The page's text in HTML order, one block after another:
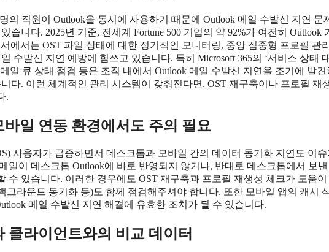
의 직원이 Outlook을 동시에 사용하기 때문에 Outlook 메일 수발신 지연 문
습니다. 2025년 기준, 전세계 Fortune 500 기업의 약 92%가 여전히 Outlook
에서는 OST 파일 상태에 대한 정기적인 모니터링, 중앙 집중형 프로필 관
수발신 지연 예방에 힘쓰고 있습니다. 특히 Microsoft 365의 ‘서비스 상태
메일 큐 상태 점검 등은 조직 내에서 Outlook 메일 수발신 지연을 조기에 발견
다. 이런 체계적인 관리 시스템이 갖춰진다면, OST 재구축이나 프로필 재
.
일 연동 환경에서도 주의 필요
사용자가 급증하면서 데스크톱과 모바일 간의 데이터 동기화 지연도 이
일이 데스크톱 Outlook에 바로 반영되지 않거나, 반대로 데스크톱에서 보낸
수 있습니다. 이러한 경우에도 OST 재구축과 프로필 재생성 체크가 도움이
그라운드 동기화 등)도 함께 점검해주셔야 합니다. 또한 모바일 앱의 캐시
메일 수발신 지연 해결에 유효한 조치가 될 수 있습니다.
클라이언트와의 비교 데이터